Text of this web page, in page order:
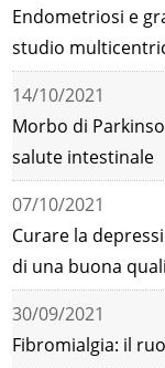
Endometriosi e
studio
14/10/2021
Morbo di
salute intestinale
07/10/2021
Curare la
di una buona
30/09/2021
Fibromialgia: il